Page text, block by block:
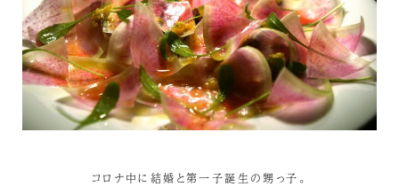
コロナ中に結婚と第一子誕生の甥っ子。